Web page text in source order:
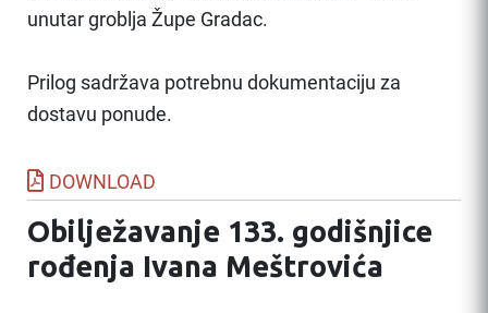
unutar groblja Župe Gradac.
Prilog sadržava potrebnu dokumentaciju za
dostavu ponude.
DOWNLOAD
Obilježavanje 133. godišnjice
rođenja Ivana Meštrovića